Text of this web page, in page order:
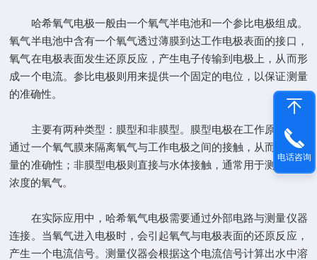
哈希氧气电极一般由一个氧气半电池和一个参比电极组成。
氧气半电池中含有一个氧气透过薄膜到达工作电极表面的接口，
氧气在电极表面发生还原反应，产生电子传输到电极上，从而形
成一个电流。参比电极则用来提供一个固定的电位，以保证测量
的准确性。
主要有两种类型：膜型和非膜型。膜型电极在工作原理上，
通过一个氧气膜来隔离氧气与工作电极之间的接触，从而保证测
量的准确性；非膜型电极则直接与水体接触，通常用于测量较高
浓度的氧气。
在实际应用中，哈希氧气电极需要通过外部电路与测量仪器
连接。当氧气进入电极时，会引起氧气与电极表面的还原反应，
产生一个电流信号。测量仪器会根据这个电流信号计算出水中溶
电话咨询